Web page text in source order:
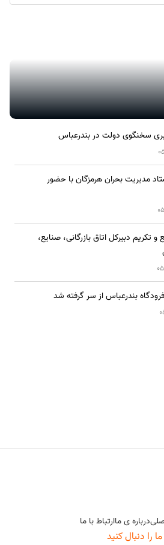
سخنگوی دولت در بندرعباس
مدیریت بحران هرمزگان با حضور
تکریم دبیرکل اتاق بازرگانی، صنایع،
بندرعباس از سر گرفته شد
درباره ی ماارتباط با ما
ما را دنبال کنید